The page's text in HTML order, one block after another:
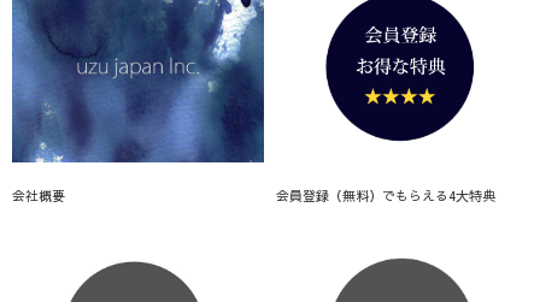
会社概要 会員登録（無料）でもらえる4大特典